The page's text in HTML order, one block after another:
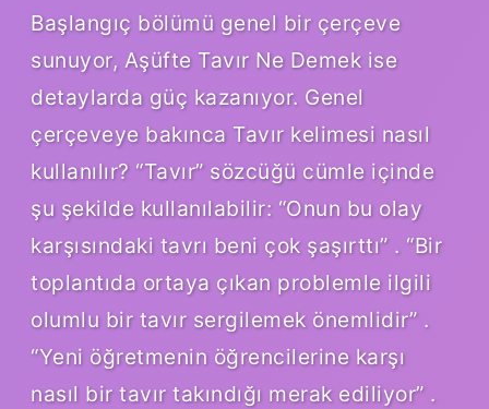
Başlangıç bölümü genel bir çerçeve
sunuyor, Aşüfte Tavır Ne Demek ise
detaylarda güç kazanıyor. Genel
çerçeveye bakınca Tavır kelimesi nasıl
kullanılır? “Tavır” sözcüğü cümle içinde
şu şekilde kullanılabilir: “Onun bu olay
karşısındaki tavrı beni çok şaşırttı” . “Bir
toplantıda ortaya çıkan problemle ilgili
olumlu bir tavır sergilemek önemlidir” .
“Yeni öğretmenin öğrencilerine karşı
nasıl bir tavır takındığı merak ediliyor” .